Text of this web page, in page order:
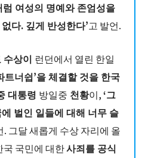
여성의 명예와 존엄성을
다. 깊게 반성한다’고 발언.
수상이 런던에서 열린 한일
트너쉽’을 체결할 것을 한국
대통령 방일중 천황이,‘그
벌인 일들에 대해 너무 슬
. 그달 새롭게 수상 자리에 올
국 국민에 대한사죄를 공식